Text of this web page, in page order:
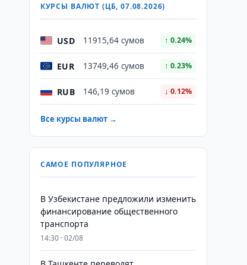
КУРСЫ ВАЛЮТ (ЦБ, 07.08.2026)
USD 11915,64 сумов ↑ 0.24%
EUR 13749,46 сумов ↑ 0.23%
RUB 146,19 сумов ↓ 0.12%
Все курсы валют →
САМОЕ ПОПУЛЯРНОЕ
В Узбекистане предложили изменить
финансирование общественного
транспорта
14:30 · 02/08